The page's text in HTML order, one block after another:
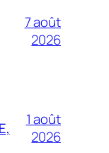
7 août
2026
1 août
2026